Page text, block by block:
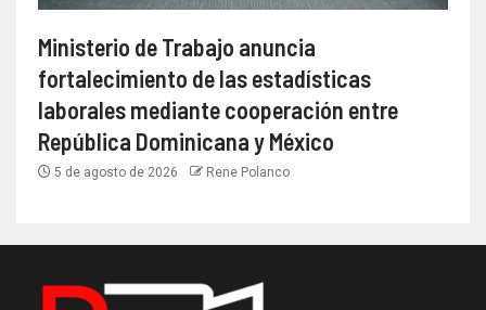
Ministerio de Trabajo anuncia
fortalecimiento de las estadísticas
laborales mediante cooperación entre
República Dominicana y México
5 de agosto de 2026 Rene Polanco